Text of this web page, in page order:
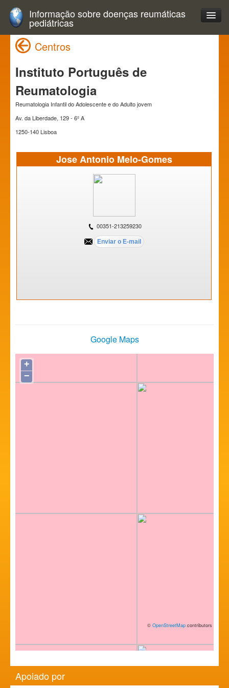
Informação sobre doenças reumáticas
pediátricas
Centros
Instituto Português de
Reumatologia
Reumatologia Infantil do Adolescente e do Adulto jovem
Av. da Liberdade, 129 - 6º A
1250-140 Lisboa
Jose Antonio Melo-Gomes
00351-213259230
Google Maps
+
−
© OpenStreetMap contributors
Apoiado por